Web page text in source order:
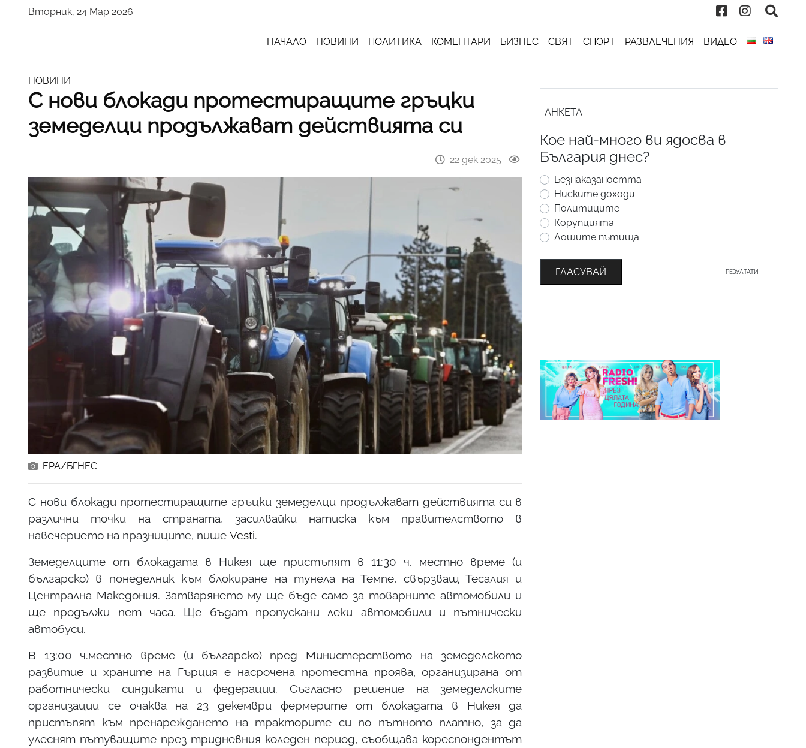
Вторник, 24 Мар 2026
НАЧАЛО НОВИНИ ПОЛИТИКА КОМЕНТАРИ БИЗНЕС СВЯТ СПОРТ РАЗВЛЕЧЕНИЯ ВИДЕО
НОВИНИ
С нови блокади протестиращите гръцки
земеделци продължават действията си
22 дек 2025
ЕРА/БГНЕС
С нови блокади протестиращите гръцки земеделци продължават действията си в
различни точки на страната, засилвайки натиска към правителството в
навечерието на празниците, пише Vesti.
Земеделците от блокадата в Никея ще пристъпят в 11:30 ч. местно време (и
българско) в понеделник към блокиране на тунела на Темпе, свързващ Тесалия и
Централна Македония. Затварянето му ще бъде само за товарните автомобили и
ще продължи пет часа. Ще бъдат пропускани леки автомобили и пътнически
автобуси.
В 13:00 ч.местно време (и българско) пред Министерството на земеделското
развитие и храните на Гърция е насрочена протестна проява, организирана от
работнически синдикати и федерации. Съгласно решение на земеделските
организации се очаква на 23 декември фермерите от блокадата в Никея да
пристъпят към пренареждането на тракторите си по пътното платно, за да
улеснят пътуващите през тридневния коледен период, съобщава кореспондентът
АНКЕТА
Кое най-много ви ядосва в
България днес?
Безнаказаността
Ниските доходи
Политиците
Корупцията
Лошите пътища
ГЛАСУВАЙ РЕЗУЛТАТИ